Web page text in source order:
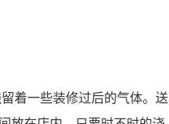
着一些装修过后的气体。送